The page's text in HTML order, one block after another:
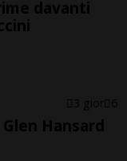
davanti
3 gior 6
Hansard